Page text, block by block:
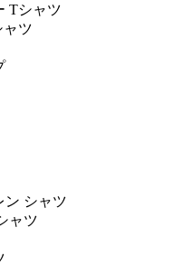
Tシャツ
ャツ
ン シャツ
ャツ